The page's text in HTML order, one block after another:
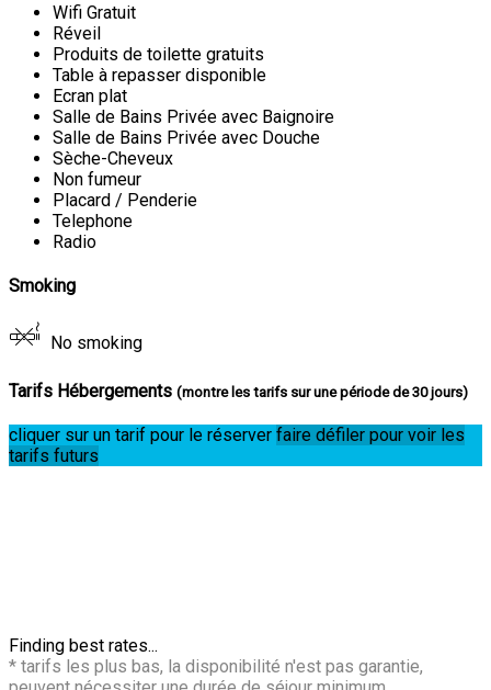
Wifi Gratuit
Réveil
Produits de toilette gratuits
Table à repasser disponible
Ecran plat
Salle de Bains Privée avec Baignoire
Salle de Bains Privée avec Douche
Sèche-Cheveux
Non fumeur
Placard / Penderie
Telephone
Radio
Smoking
No smoking
Tarifs Hébergements (montre les tarifs sur une période de 30 jours)
cliquer sur un tarif pour le réserver faire défiler pour voir les
tarifs futurs
Finding best rates...
* tarifs les plus bas, la disponibilité n'est pas garantie,